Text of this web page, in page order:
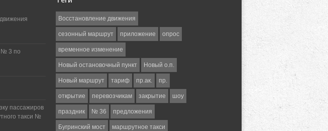
№ 3 по
пассажиров
такси №
Восстановление движения
сезонный маршрут приложение опрос
временное изменение
Новый остановочный пункт Новый о.п.
Новый маршрут тариф пр.ак. пр.
открытие перевозчикам закрытие шоу
праздник № 36 предложения
Бугринский мост маршрутное такси